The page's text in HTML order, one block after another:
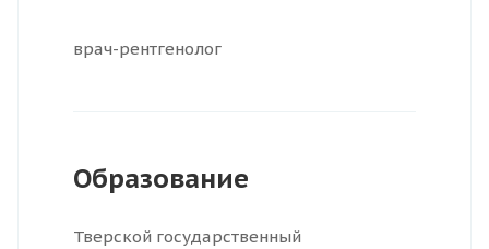
врач-рентгенолог
Образование
Тверской государственный